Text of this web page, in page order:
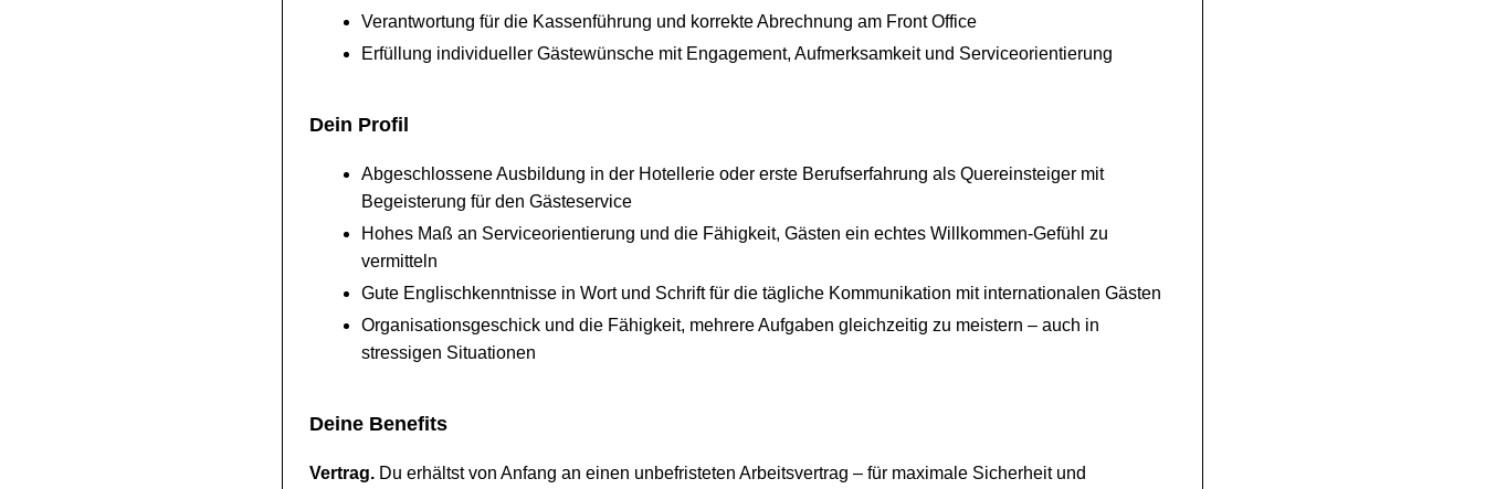
Verantwortung für die Kassenführung und korrekte Abrechnung am Front Office
Erfüllung individueller Gästewünsche mit Engagement, Aufmerksamkeit und Serviceorientierung
Dein Profil
Abgeschlossene Ausbildung in der Hotellerie oder erste Berufserfahrung als Quereinsteiger mit
Begeisterung für den Gästeservice
Hohes Maß an Serviceorientierung und die Fähigkeit, Gästen ein echtes Willkommen-Gefühl zu
vermitteln
Gute Englischkenntnisse in Wort und Schrift für die tägliche Kommunikation mit internationalen Gästen
Organisationsgeschick und die Fähigkeit, mehrere Aufgaben gleichzeitig zu meistern – auch in
stressigen Situationen
Deine Benefits
Vertrag. Du erhältst von Anfang an einen unbefristeten Arbeitsvertrag – für maximale Sicherheit und